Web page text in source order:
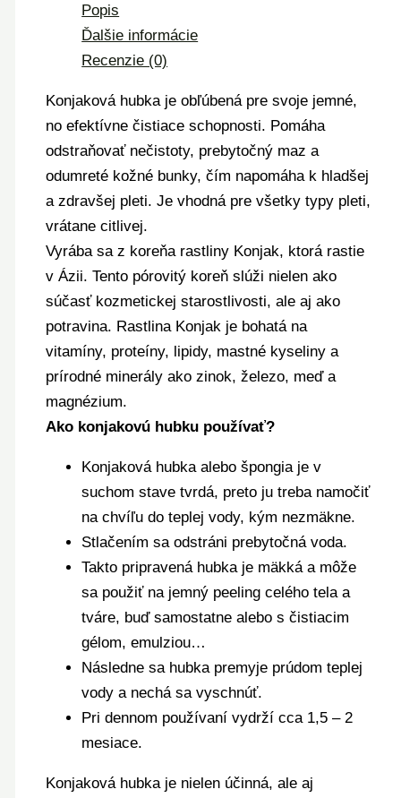
Popis
Ďalšie informácie
Recenzie (0)
Konjaková hubka je obľúbená pre svoje jemné,
no efektívne čistiace schopnosti. Pomáha
odstraňovať nečistoty, prebytočný maz a
odumreté kožné bunky, čím napomáha k hladšej
a zdravšej pleti. Je vhodná pre všetky typy pleti,
vrátane citlivej.
Vyrába sa z koreňa rastliny Konjak, ktorá rastie
v Ázii. Tento pórovitý koreň slúži nielen ako
súčasť kozmetickej starostlivosti, ale aj ako
potravina. Rastlina Konjak je bohatá na
vitamíny, proteíny, lipidy, mastné kyseliny a
prírodné minerály ako zinok, železo, meď a
magnézium.
Ako konjakovú hubku používať?
Konjaková hubka alebo špongia je v
suchom stave tvrdá, preto ju treba namočiť
na chvíľu do teplej vody, kým nezmäkne.
Stlačením sa odstráni prebytočná voda.
Takto pripravená hubka je mäkká a môže
sa použiť na jemný peeling celého tela a
tváre, buď samostatne alebo s čistiacim
gélom, emulziou…
Následne sa hubka premyje prúdom teplej
vody a nechá sa vyschnúť.
Pri dennom používaní vydrží cca 1,5 – 2
mesiace.
Konjaková hubka je nielen účinná, ale aj